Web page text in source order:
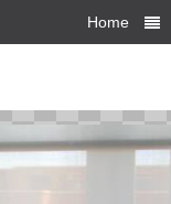
Home